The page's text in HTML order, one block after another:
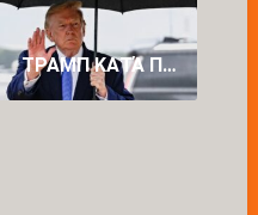
ΤΡΑΜΠ ΚΑΤΆ ΠΕΤΡΕΛΑΪΚΏΝ: «ΒΓΆΖΟΥΝ ΥΠΕΡΒΟΛΙΚΆ ΠΟΛΛΆ ΧΡΉΜΑΤΑ»